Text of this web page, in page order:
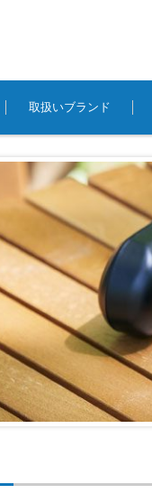
取扱いブランド